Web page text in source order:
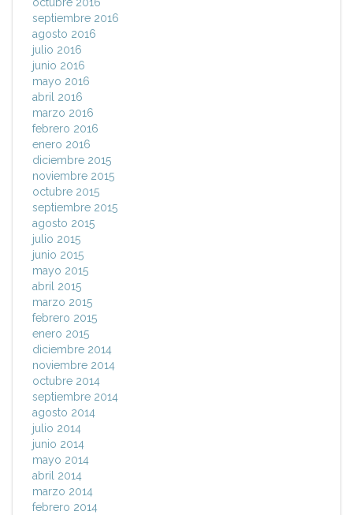
octubre 2016
septiembre 2016
agosto 2016
julio 2016
junio 2016
mayo 2016
abril 2016
marzo 2016
febrero 2016
enero 2016
diciembre 2015
noviembre 2015
octubre 2015
septiembre 2015
agosto 2015
julio 2015
junio 2015
mayo 2015
abril 2015
marzo 2015
febrero 2015
enero 2015
diciembre 2014
noviembre 2014
octubre 2014
septiembre 2014
agosto 2014
julio 2014
junio 2014
mayo 2014
abril 2014
marzo 2014
febrero 2014